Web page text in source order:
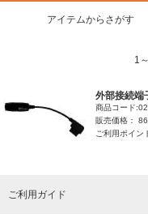
アイテムからさがす
1
外部接続端
商品コード
販売価格：
ご利用ポイ
ご利用ガイド